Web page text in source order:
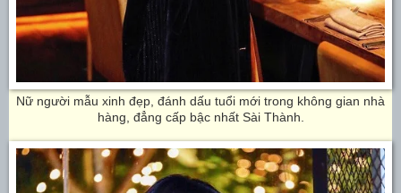
Nữ người mẫu xinh đẹp, đánh dấu tuổi mới trong không gian nhà
hàng, đẳng cấp bậc nhất Sài Thành.